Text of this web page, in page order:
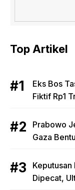
Top Artikel
Eks Bos
Fiktif Rp1
Prabowo
Gaza
Keputusan
Dipecat,